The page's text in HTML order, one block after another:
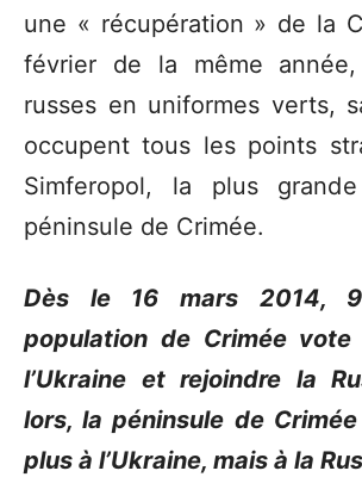
une « récupération » de la
février de la même
russes en uniformes verts,
occupent tous les points
Simferopol, la plus
péninsule de Crimée.
Dès le 16 mars 2014,
population de Crimée
l’Ukraine et rejoindre la
lors, la péninsule de
plus à l’Ukraine, mais à la